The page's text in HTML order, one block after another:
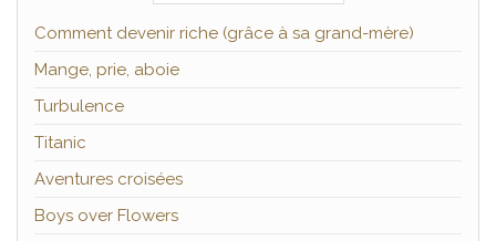
Comment devenir riche (grâce à sa grand-mère)
Mange, prie, aboie
Turbulence
Titanic
Aventures croisées
Boys over Flowers